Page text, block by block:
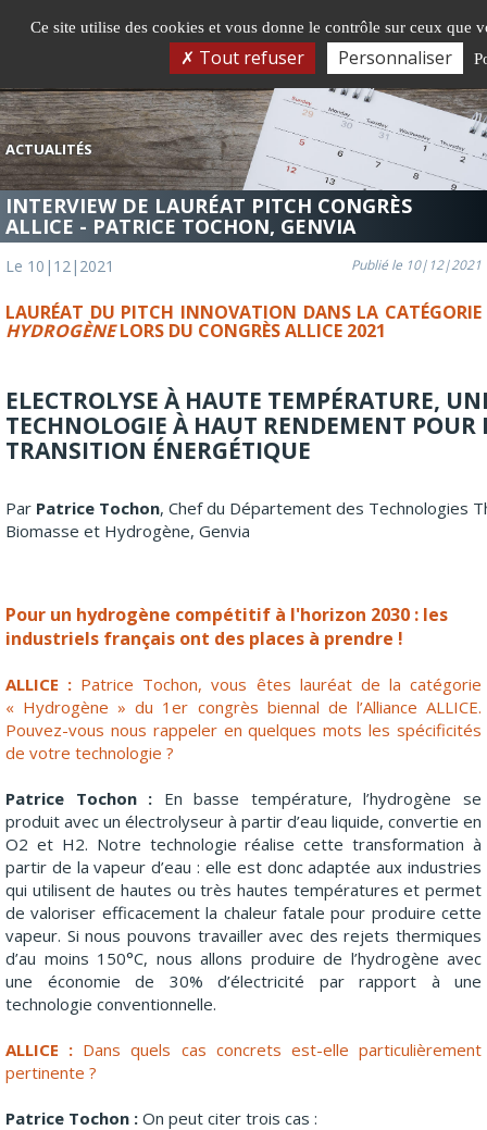
ACTUALITÉS
INTERVIEW DE LAURÉAT PITCH CONGRÈS
ALLICE - PATRICE TOCHON, GENVIA
Le 10|12|2021 Publié le 10|12|2021
LAURÉAT DU PITCH INNOVATION DANS LA CATÉGORIE
HYDROGÈNELORS DU CONGRÈS ALLICE 2021
ELECTROLYSE À HAUTE TEMPÉRATURE,
TECHNOLOGIE À HAUT RENDEMENT POUR
TRANSITION ÉNERGÉTIQUE
Par Patrice Tochon, Chef du Département des Technologies
Biomasse et Hydrogène, Genvia
Pour un hydrogène compétitif à l'horizon 2030 : les
industriels français ont des places à prendre !
ALLICE : Patrice Tochon, vous êtes lauréat de la catégorie
« Hydrogène » du 1er congrès biennal de l’Alliance ALLICE.
Pouvez-vous nous rappeler en quelques mots les spécificités
de votre technologie ?
Patrice Tochon : En basse température, l’hydrogène se
produit avec un électrolyseur à partir d’eau liquide, convertie en
O2 et H2. Notre technologie réalise cette transformation à
partir de la vapeur d’eau : elle est donc adaptée aux industries
qui utilisent de hautes ou très hautes températures et permet
de valoriser efficacement la chaleur fatale pour produire cette
vapeur. Si nous pouvons travailler avec des rejets thermiques
d’au moins 150°C, nous allons produire de l’hydrogène avec
une économie de 30% d’électricité par rapport à une
technologie conventionnelle.
ALLICE : Dans quels cas concrets est-elle particulièrement
pertinente ?
Patrice Tochon : On peut citer trois cas :
Ce site utilise des cookies et vous donne le contrôle sur ceux que
Tout refuser Personnaliser